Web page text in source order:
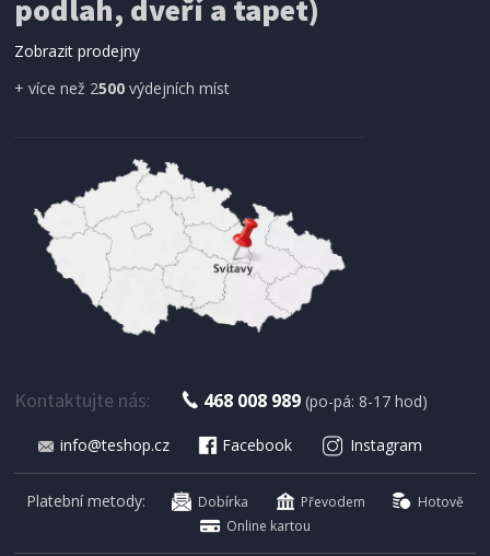
301 Kč Přidat do košíku
NABĚRAČKA NA TĚSTOVINY
Kela KL-12585 Naběračka na těstoviny
podlah, dveří a tapet)
Zobrazit prodejny
+ více než 2500 výdejních míst
Kontaktujte nás: 468 008 989 (po-pá: 8-17 hod)
info@teshop.cz Facebook Instagram
Platební metody: Dobírka Převodem
Hotově
Online kartou